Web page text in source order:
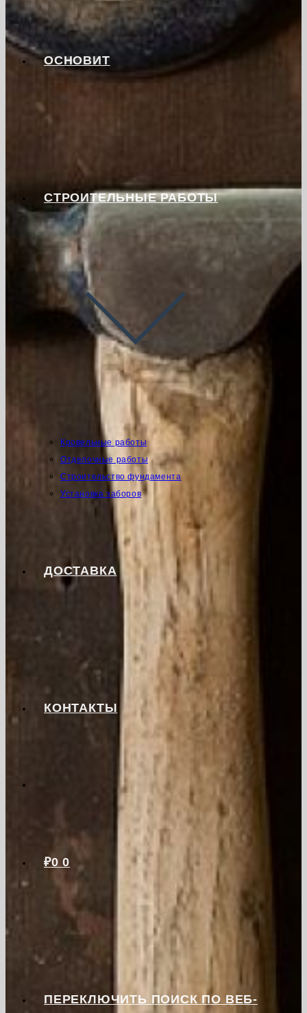
ОСНОВИТ
СТРОИТЕЛЬНЫЕ РАБОТЫ
Кровельные работы
Отделочные работы
Строительство фундамента
Установка заборов
ДОСТАВКА
КОНТАКТЫ
₽0 0
ПЕРЕКЛЮЧИТЬ ПОИСК ПО ВЕБ-